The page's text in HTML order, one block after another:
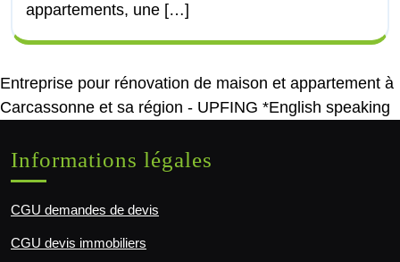
appartements, une […]
Entreprise pour rénovation de maison et appartement à
Carcassonne et sa région - UPFING *English speaking
Informations légales
CGU demandes de devis
CGU devis immobiliers